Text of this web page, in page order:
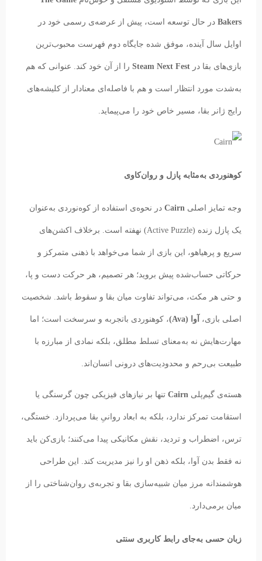
Bakers در حال توسعه است، پیش از عرضه‌ی رسمی خود در
اوایل سال آینده، موفق شده جایگاه دوم فهرست محبوب‌ترین
بازی‌های بقا در Steam Next Fest را از آن خود کند. عنوانی که هم
به‌شدت مورد انتظار است و هم با فاصله‌ای معنادار از کلیشه‌های
رایج ژانر بقا، مسیر خاص خود را می‌پیماید.
کوهنوردی به‌مثابه پازل و روان‌کاوی
وجه تمایز اصلی Cairn در نحوه‌ی استفاده از کوه‌نوردی به‌عنوان
یک پازل زنده (Active Puzzle) نهفته است. برخلاف اکشن‌های
سریع و پرهیاهو، این بازی از شما می‌خواهد با ذهنی متمرکز و
حرکاتی حساب‌شده پیش بروید؛ هر تصمیم، هر حرکت دست و پا،
و حتی هر مکث، می‌تواند تفاوت میان بقا و سقوط باشد. شخصیت
اصلی بازی، آوا (Ava) ، کوهنوردی باتجربه و سرسخت است؛ اما
مهارت‌هایش نه به‌معنای تسلط مطلق، بلکه نمادی از مبارزه با
طبیعت بی‌رحم و محدودیت‌های درونی انسان‌اند.
هسته‌ی گیم‌پلی Cairn تنها بر نیازهای فیزیکی چون گرسنگی یا
استقامت تمرکز ندارد، بلکه به ابعاد روانیِ بقا می‌پردازد. خستگی،
ترس، اضطراب و تردید، نقش مکانیکی پیدا می‌کنند؛ بازی‌کن باید
نه فقط بدن آوا، بلکه ذهن او را نیز مدیریت کند. این طراحی
هوشمندانه مرز میان شبیه‌سازی بقا و تجربه‌ی روان‌شناختی را از
میان برمی‌دارد.
زبان حسی به‌جای رابط کاربری سنتی